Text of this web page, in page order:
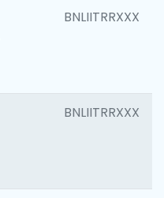
BNLIITRRXXX
BNLIITRRXXX